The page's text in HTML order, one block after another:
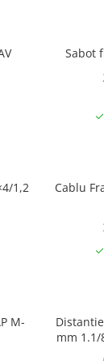
Sabot
1,2
Cablu Frana
M-
mm